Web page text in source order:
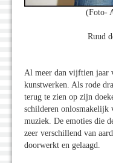
(Foto-
Ruud
Al meer dan vijftien jaar
kunstwerken. Als rode
terug te zien op zijn
schilderen onlosmakelijk
muziek. De emoties die
zeer verschillend van
doorwerkt en gelaagd.